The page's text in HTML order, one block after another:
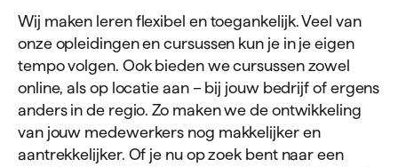
Wij maken leren flexibel en toegankelijk. Veel van
onze opleidingen en cursussen kun je in je eigen
tempo volgen. Ook bieden we cursussen zowel
online, als op locatie aan – bij jouw bedrijf of ergens
anders in de regio. Zo maken we de ontwikkeling
van jouw medewerkers nog makkelijker en
aantrekkelijker. Of je nu op zoek bent naar een